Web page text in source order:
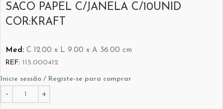
SACO PAPEL C/JANELA C/10UNID
COR:KRAFT
Med: C 12.00 x L 9.00 x A 36.00 cm
REF: 115.000412
Inicie sessão / Registe-se para comprar